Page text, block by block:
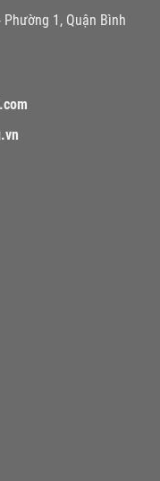
1, Quận Bình